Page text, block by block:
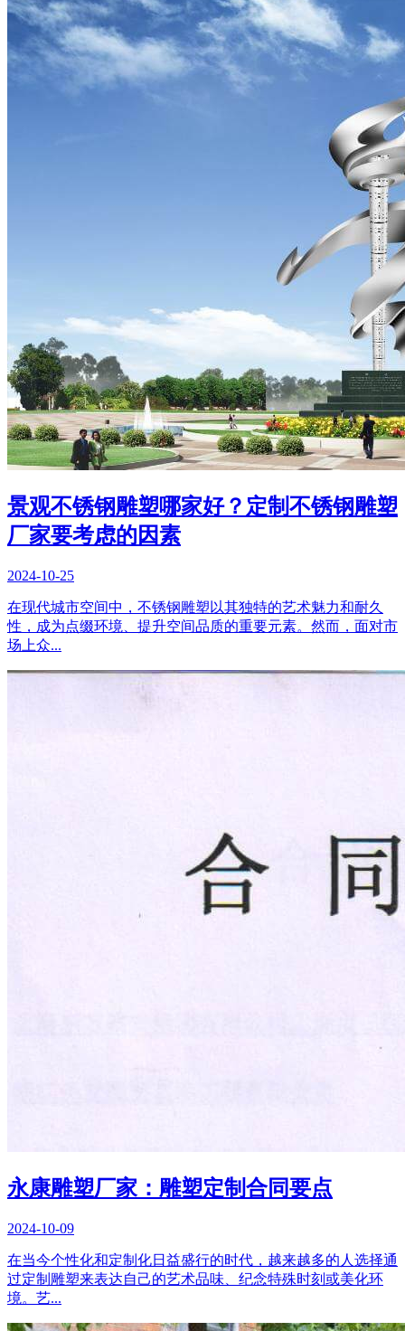
景观不锈钢雕塑哪家好？定制不锈钢雕塑
厂家要考虑的因素
2024-10-25
在现代城市空间中，不锈钢雕塑以其独特的艺术魅力和耐久
性，成为点缀环境、提升空间品质的重要元素。然而，面对市
场上众...
永康雕塑厂家：雕塑定制合同要点
2024-10-09
在当今个性化和定制化日益盛行的时代，越来越多的人选择通
过定制雕塑来表达自己的艺术品味、纪念特殊时刻或美化环
境。艺...